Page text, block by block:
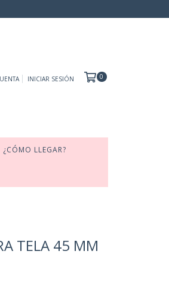
INICIAR SESIÓN 0
¿CÓMO LLEGAR?
TELA 45 MM